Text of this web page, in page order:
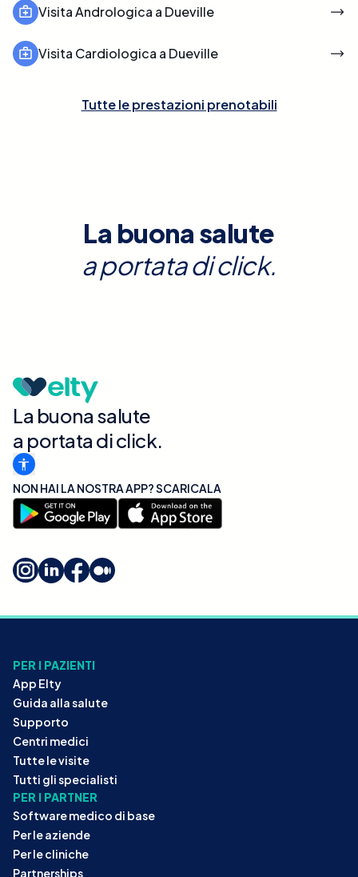
Visita Andrologica a Dueville
Visita Cardiologica a Dueville
Tutte le prestazioni prenotabili
La buona salute
a portata di click.
La buona salute
a portata di click.
NON HAI LA NOSTRA APP? SCARICALA
PER I PAZIENTI
App Elty
Guida alla salute
Supporto
Centri medici
Tutte le visite
Tutti gli specialisti
PER I PARTNER
Software medico di base
Per le aziende
Per le cliniche
Partnerships